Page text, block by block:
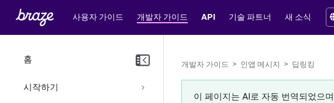
사용자 가이드 개발자 가이드 API 기술 파트너 새 소식
홈
시작하기
개발자 가이드 > 인앱 메시지 > 딥링킹
이 페이지는 AI로 자동 번역되었으